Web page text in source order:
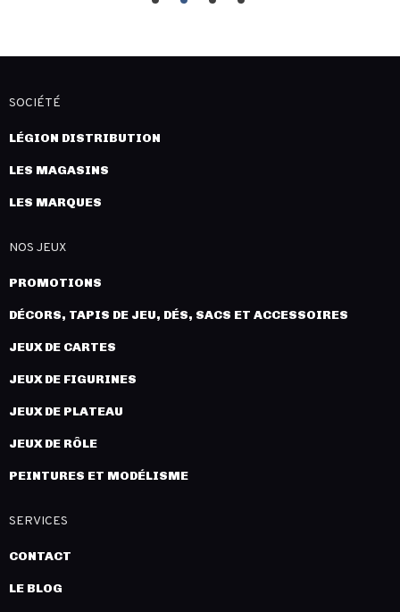
SOCIÉTÉ
LÉGION DISTRIBUTION
LES MAGASINS
LES MARQUES
NOS JEUX
PROMOTIONS
DÉCORS, TAPIS DE JEU, DÉS, SACS ET ACCESSOIRES
JEUX DE CARTES
JEUX DE FIGURINES
JEUX DE PLATEAU
JEUX DE RÔLE
PEINTURES ET MODÉLISME
SERVICES
CONTACT
LE BLOG